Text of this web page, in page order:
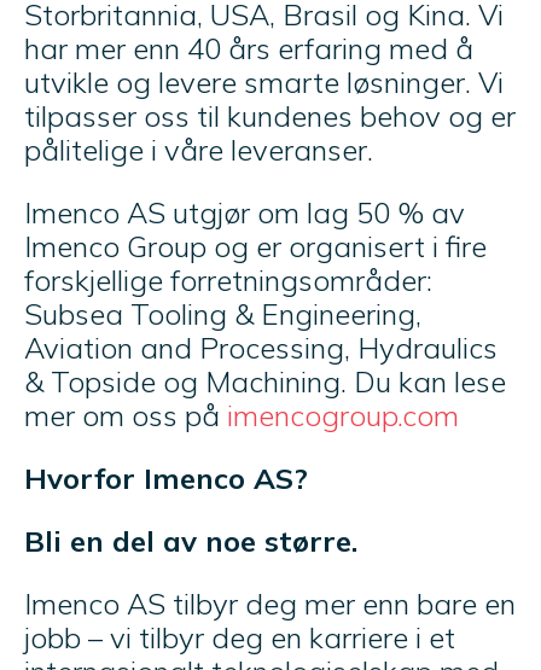
Storbritannia, USA, Brasil og Kina. Vi
har mer enn 40 års erfaring med å
utvikle og levere smarte løsninger. Vi
tilpasser oss til kundenes behov og er
pålitelige i våre leveranser.
Imenco AS utgjør om lag 50 % av
Imenco Group og er organisert i fire
forskjellige forretningsområder:
Subsea Tooling & Engineering,
Aviation and Processing, Hydraulics
& Topside og Machining. Du kan lese
mer om oss på imencogroup.com
Hvorfor Imenco AS?
Bli en del av noe større.
Imenco AS tilbyr deg mer enn bare en
jobb – vi tilbyr deg en karriere i et